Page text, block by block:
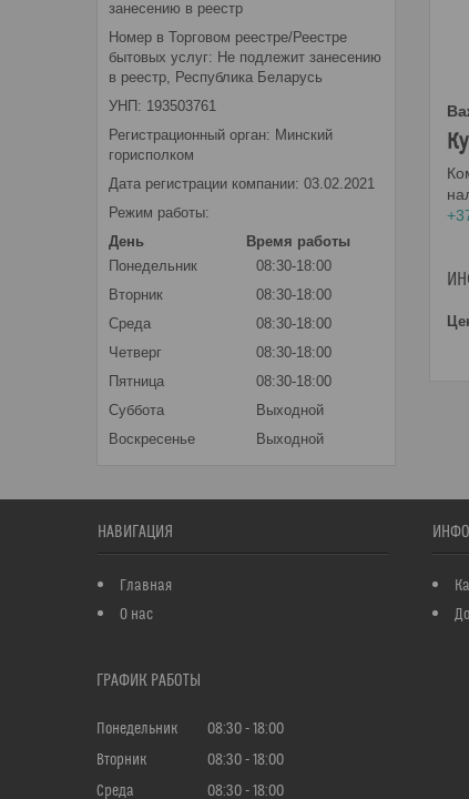
занесению в реестр
Номер в Торговом реестре/Реестре
бытовых услуг: Не подлежит занесению
в реестр, Республика Беларусь
УНП: 193503761
Регистрационный орган: Минский
горисполком
Дата регистрации компании: 03.02.2021
Режим работы:
День
Время работы
Понедельник
08:30-18:00
Вторник
08:30-18:00
Среда
08:30-18:00
Четверг
08:30-18:00
Пятница
08:30-18:00
Суббота
Выходной
Воскресенье
Выходной
НАВИГАЦИЯ
Главная
О нас
ГРАФИК РАБОТЫ
Понедельник 08:30
18:00
Вторник
08:30
18:00
Среда
08:30 18:00